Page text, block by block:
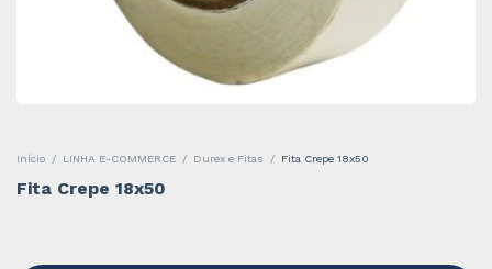
Início / LINHA E-COMMERCE / Durex e Fitas / Fita Crepe 18x50
Fita Crepe 18x50